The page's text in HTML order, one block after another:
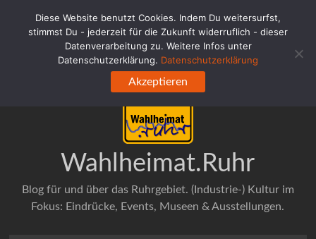
springen
Wahlheimat.Ruhr
Blog für und über das Ruhrgebiet. (Industrie-) Kultur im
Fokus: Eindrücke, Events, Museen & Ausstellungen.
Diese Website benutzt Cookies. Indem Du weitersurfst,
stimmst Du - jederzeit für die Zukunft widerruflich - dieser
Datenverarbeitung zu. Weitere Infos unter
Datenschutzerklärung. Datenschutzerklärung
Akzeptieren